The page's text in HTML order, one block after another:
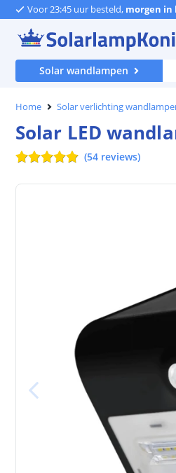
Voor 23:45 uur besteld, morgen in
Solar wandlampen
Home Solar verlichting
Solar LED
(54 reviews)